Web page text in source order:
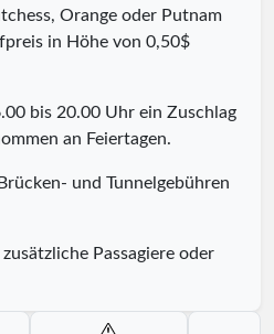
Orange oder Putnam
in Höhe von 0,50$
bis 20.00 Uhr ein Zuschlag
an Feiertagen.
und Tunnelgebühren
Passagiere oder